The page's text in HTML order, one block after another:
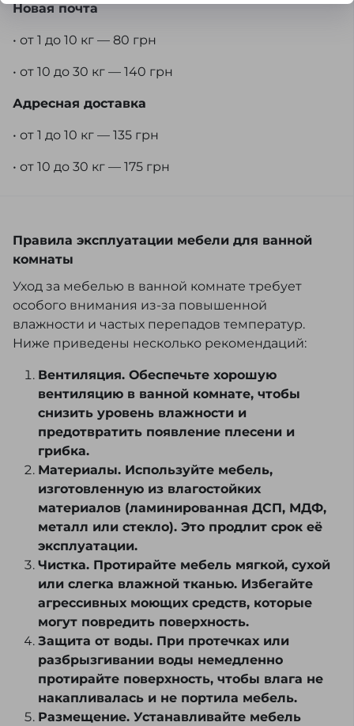
Новая почта
• от 1 до 10 кг — 80 грн
• от 10 до 30 кг — 140 грн
Адресная доставка
• от 1 до 10 кг — 135 грн
• от 10 до 30 кг — 175 грн
Правила эксплуатации мебели для ванной
комнаты
Уход за мебелью в ванной комнате требует
особого внимания из-за повышенной
влажности и частых перепадов температур.
Ниже приведены несколько рекомендаций:
Вентиляция. Обеспечьте хорошую
вентиляцию в ванной комнате, чтобы
снизить уровень влажности и
предотвратить появление плесени и
грибка.
Материалы. Используйте мебель,
изготовленную из влагостойких
материалов (ламинированная ДСП, МДФ,
металл или стекло). Это продлит срок её
эксплуатации.
Чистка. Протирайте мебель мягкой, сухой
или слегка влажной тканью. Избегайте
агрессивных моющих средств, которые
могут повредить поверхность.
Защита от воды. При протечках или
разбрызгивании воды немедленно
протирайте поверхность, чтобы влага не
накапливалась и не портила мебель.
Размещение. Устанавливайте мебель